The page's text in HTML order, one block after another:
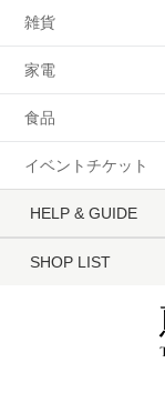
雑貨
家電
食品
イベントチケット
HELP & GUIDE
SHOP LIST